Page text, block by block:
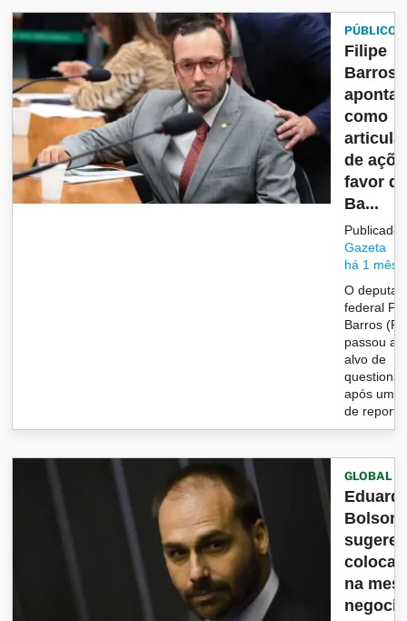
PÚBLICO
Filipe
Barros
como
de
favor
Ba...
Publicado
Gazeta
há 1 mês
O
federal
Barros
passou a
alvo de
após uma
de
GLOBAL
sugere
colocar
na